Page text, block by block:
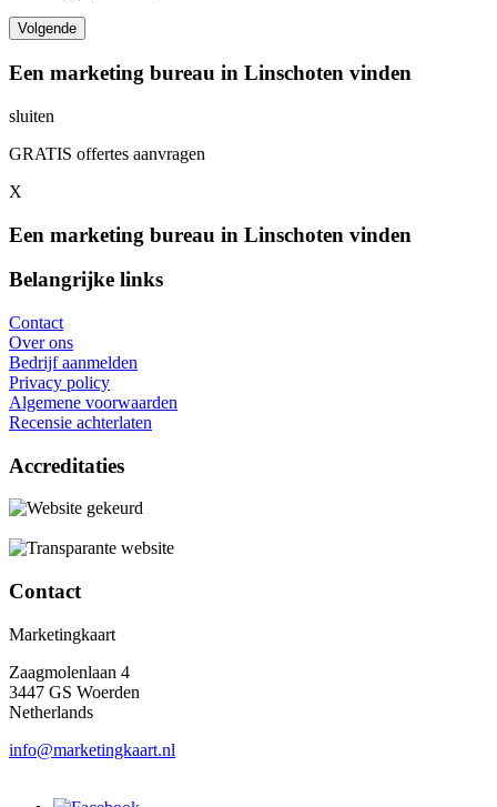
Een marketing bureau in Linschoten vinden
sluiten
GRATIS offertes aanvragen
X
Een marketing bureau in Linschoten vinden
Belangrijke links
Contact
Over ons
Bedrijf aanmelden
Privacy policy
Algemene voorwaarden
Recensie achterlaten
Accreditaties
Contact
Marketingkaart
Zaagmolenlaan 4
3447 GS Woerden
Netherlands
info@marketingkaart.nl